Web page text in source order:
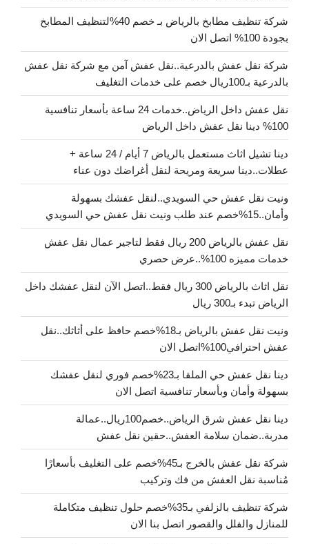
شركة تنظيف مطابخ بالرياض بـ خصم 40%لتنظيف المطابخ
بجودة 100% اتصل الان
شركة نقل عفش بالدرعية..نقل عفش آمن مع شركة نقل عفش
بالدرعية بـ100ريال خصم على خدمات التغليف
نقل عفش داخل الرياض..خدمات 24 ساعة بأسعار تنافسية
100% دينا نقل عفش داخل الرياض
دينا تشيل اثاث مستعمل بالرياض 7 أيام / 24 ساعة +
عطلات..دينا سريعة ومريحة لنقل أغراضك دون عناء
ونيت نقل عفش حي السويدي..لنقل عفشك بسهولة
وأمان..15%خصم عند طلب ونيت نقل عفش حي السويدي
نقل عفش بالرياض 200 ريال فقط لتاجير عمال نقل عفش
خدمات مميزه 100%..عرض حصري
نقل اثاث بالرياض 300 ريال فقط..اتصل الآن لنقل عفشك داخل
الرياض تبدء بـ300 ريال
ونيت نقل عفش بالرياض بـ18%خصم حافظ على أثاثك..نقل
عفش احترافي100%اتصل الان
دينا نقل عفش حي الملقا بـ23%خصم فوري لنقل عفشك
بسهولة وأمان وبأسعار تنافسية اتصل الان
دينا نقل عفش شرق الرياض..خصم100ريال..عمالة
مدربة..ضمان سلامة العفش..حقين نقل عفش
شركة نقل عفش بالخرج بـ45%خصم على التغليف بأسعارًا
مُناسبة نقل العفش من فك وتركيب
شركة تنظيف بالزلفي بـ35%خصم حلول تنظيف متكاملة
للمنازل والفلل والقصور اتصل بنا الان